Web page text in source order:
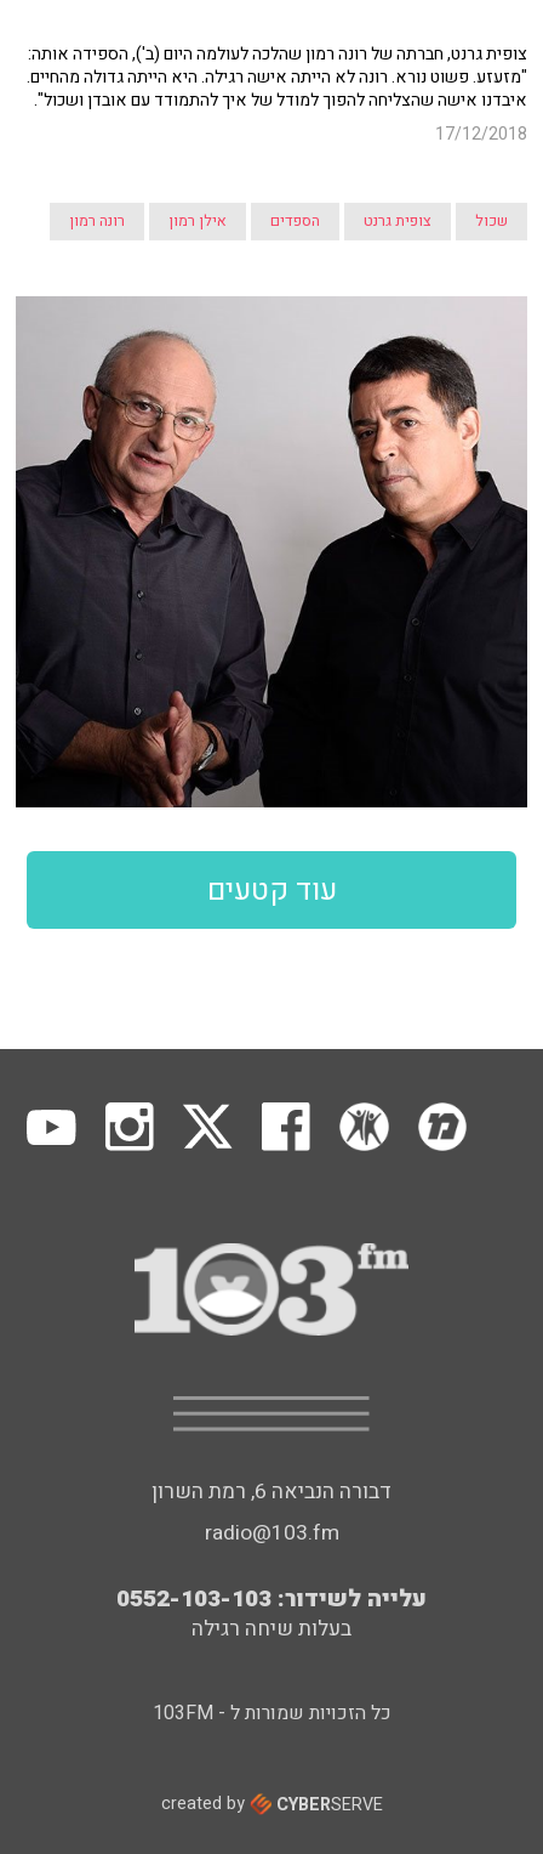
צופית גרנט, חברתה של רונה רמון שהלכה לעולמה היום (ב'), הספידה אותה:
"מזעזע. פשוט נורא. רונה לא הייתה אישה רגילה. היא הייתה גדולה מהחיים.
איבדנו אישה שהצליחה להפוך למודל של איך להתמודד עם אובדן ושכול".
17/12/2018
שכול צופית גרנט הספדים אילן רמון רונה רמון
עוד קטעים
דבורה הנביאה 6, רמת השרון
radio@103.fm
עלייה לשידור: 0552-103-103
בעלות שיחה רגילה
כל הזכויות שמורות ל - 103FM
created by CYBERSERVE